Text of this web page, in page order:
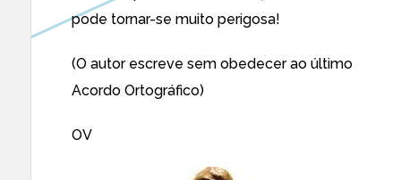
pode tornar-se muito perigosa!
(O autor escreve sem obedecer ao último
Acordo Ortográfico)
OV